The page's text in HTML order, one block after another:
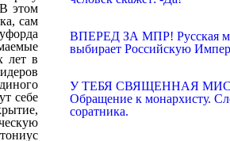
ВПЕРЕД ЗА МПР! Русская
выбирает Российскую
У ТЕБЯ СВЯЩЕННАЯ
Обращение к монархисту.
соратника.